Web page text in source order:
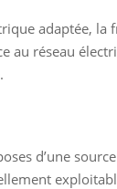
adaptée,
réseau
d’une